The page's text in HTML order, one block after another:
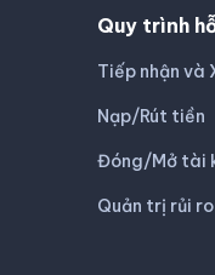
Quy trình
Tiếp nhận và
Nạp/Rút tiền
Đóng/Mở tài
Quản trị rủi ro